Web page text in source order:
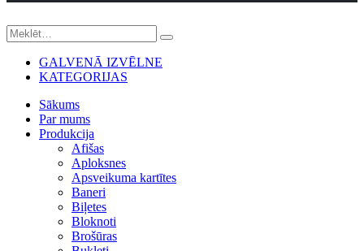
GALVENĀ IZVĒLNE
KATEGORIJAS
Sākums
Par mums
Produkcija
Afišas
Aploksnes
Apsveikuma kartītes
Baneri
Biļetes
Bloknoti
Brošūras